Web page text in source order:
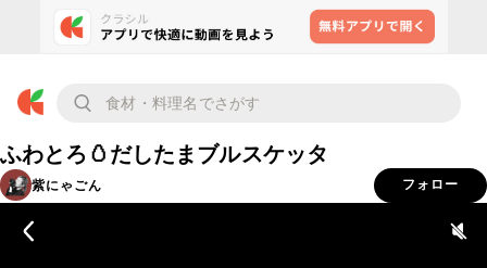
ふわとろ🥚だしたまブルスケッタ
紫にゃごん フォロー